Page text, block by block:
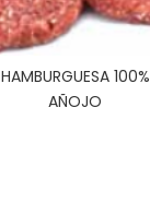
HAMBURGUESA 100%
AÑOJO